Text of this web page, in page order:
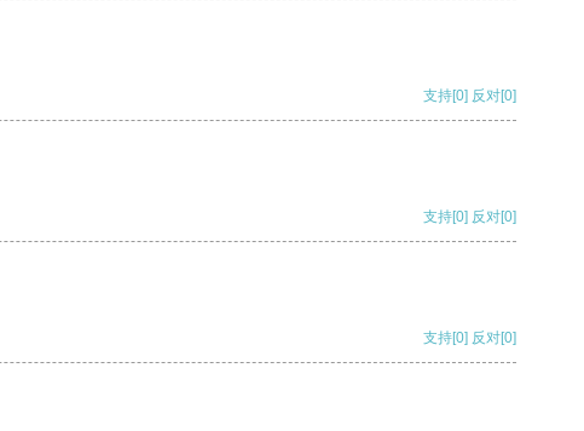
支持[0] 反对[0]
支持[0] 反对[0]
支持[0] 反对[0]